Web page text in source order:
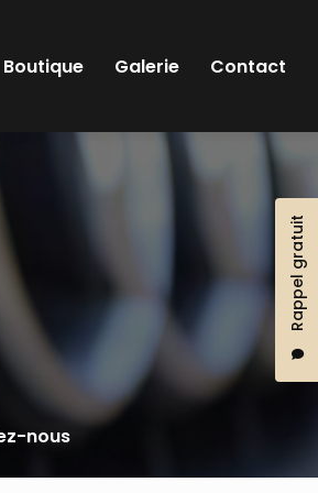
Rappel gratuit
Boutique Galerie Contact
nous